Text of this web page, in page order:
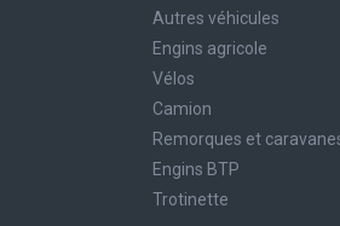
Autres véhicules
Engins agricole
Vélos
Camion
Remorques et
Engins BTP
Trotinette